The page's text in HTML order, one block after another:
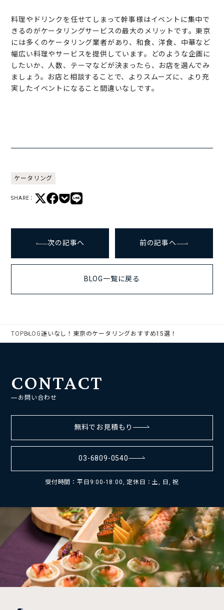
料理やドリンクを任せてしまって幹事様はイベントに集中で
きるのがケータリングサービスの最大のメリットです。東京
には多くのケータリング業者があり、和食、洋食、中華など
幅広い料理やサービスを提供しています。どのような企画に
したいか、人数、テーマなどが決まったら、お店を選んでみ
ましょう。お店と相談することで、よりスムーズに、より充
実したイベントになること間違いなしです。
ケータリング
SHARE：
次の記事へ
BLOG一覧に戻る
前の記事へ
TOPBLOG迷いなし！東京のケータリングおすすめ15選！
CONTACT
お問い合わせ
無料でお見積もり
03-6809-0540
受付時間：平日9:00-18:00, 定休日：土, 日, 祝